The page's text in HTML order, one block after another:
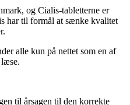
og Cialis-tabletterne er
har til formål at sænke kvalitet
alle kun på nettet som en af
læse.
til årsagen til den korrekte